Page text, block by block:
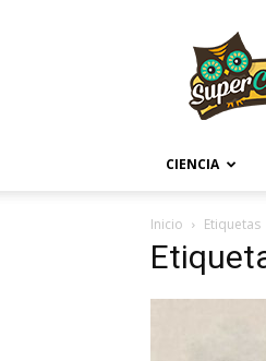
CIENCIA
Inicio Etiquetas